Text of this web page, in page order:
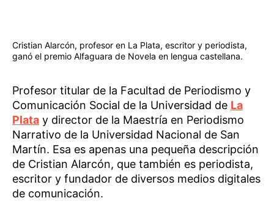
Cristian Alarcón, profesor en La Plata, escritor y periodista,
ganó el premio Alfaguara de Novela en lengua castellana.
Profesor titular de la Facultad de Periodismo y
Comunicación Social de la Universidad de La
Plata y director de la Maestría en Periodismo
Narrativo de la Universidad Nacional de San
Martín. Esa es apenas una pequeña descripción
de Cristian Alarcón, que también es periodista,
escritor y fundador de diversos medios digitales
de comunicación.